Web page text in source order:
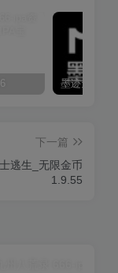
下一篇
逃生_无限金币
1.9.55